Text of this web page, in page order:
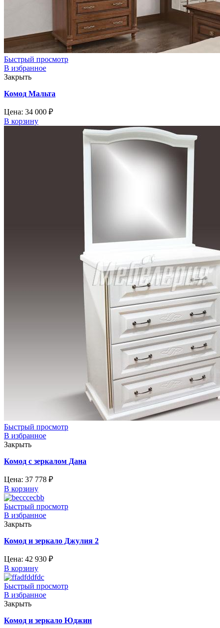
Быстрый просмотр
В избранное
Закрыть
Комод Мальта
Цена: 34 000 ₽
В корзину
Быстрый просмотр
В избранное
Закрыть
Комод с зеркалом Дана
Цена: 37 778 ₽
В корзину
Быстрый просмотр
В избранное
Закрыть
Комод и зеркало Джулия 2
Цена: 42 930 ₽
В корзину
Быстрый просмотр
В избранное
Закрыть
Комод и зеркало Юджин